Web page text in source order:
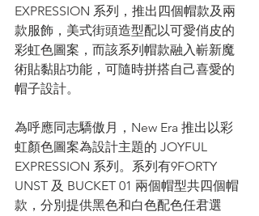
EXPRESSION 系列，推出四個帽款及兩
款服飾，美式街頭造型配以可愛俏皮的
彩虹色圖案，而該系列帽款融入嶄新魔
術貼黏貼功能，可隨時拼搭自己喜愛的
帽子設計。
為呼應同志驕傲月，New Era 推出以彩
虹顏色圖案為設計主題的 JOYFUL
EXPRESSION 系列。系列有9FORTY
UNST 及 BUCKET 01 兩個帽型共四個帽
款，分別提供黑色和白色配色任君選